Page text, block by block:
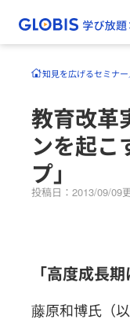
知見を広げるセミナ
教育改革
ンを起こ
プ」
投稿日：2013/09/09
「高度成長
藤原和博氏（